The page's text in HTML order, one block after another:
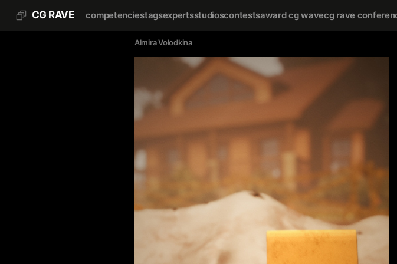
CG RAVE competenciestagsexpertsstudioscontestsaward cg wavecg rave
Almira Volodkina